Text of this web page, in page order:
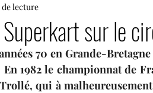
du Mans motos
Le Mans Classic
sur le
de lecture
70 en Grande-
1982 le championnat de
qui à